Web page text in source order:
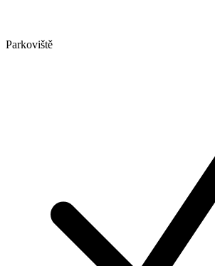
Parkoviště